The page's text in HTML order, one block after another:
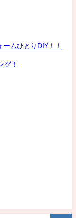
ムひとりDIY！！
グ！